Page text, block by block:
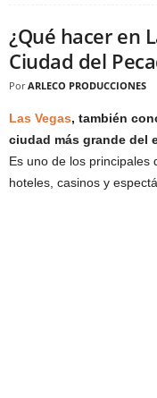
¿Qué hacer en
Ciudad del
Por ARLECO PRODUCCIONES
Las Vegas, también
ciudad más grande del
Es uno de los principales
hoteles, casinos y